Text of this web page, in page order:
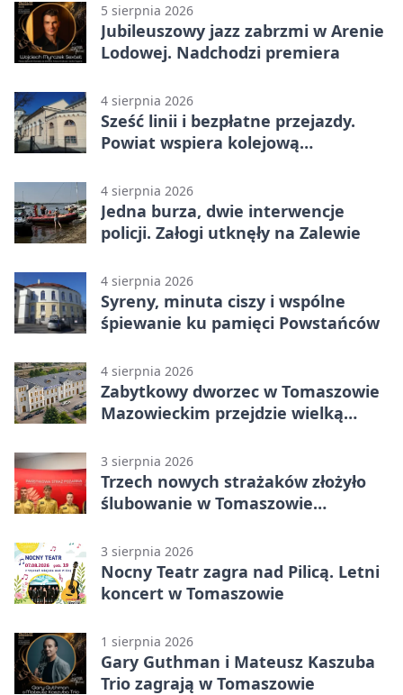
5 sierpnia 2026
Jubileuszowy jazz zabrzmi w Arenie
Lodowej. Nadchodzi premiera
4 sierpnia 2026
Sześć linii i bezpłatne przejazdy.
Powiat wspiera kolejową
4 sierpnia 2026
Jedna burza, dwie interwencje
policji. Załogi utknęły na Zalewie
4 sierpnia 2026
Syreny, minuta ciszy i wspólne
śpiewanie ku pamięci Powstańców
4 sierpnia 2026
Zabytkowy dworzec w Tomaszowie
Mazowieckim przejdzie wielką
wykonawcy
3 sierpnia 2026
Trzech nowych strażaków złożyło
ślubowanie w Tomaszowie
3 sierpnia 2026
Nocny Teatr zagra nad Pilicą. Letni
koncert w Tomaszowie
1 sierpnia 2026
Gary Guthman i Mateusz Kaszuba
Trio zagrają w Tomaszowie